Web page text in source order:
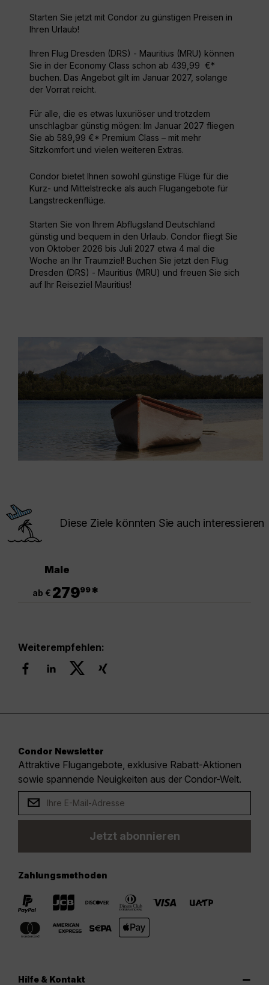
Starten Sie jetzt mit Condor zu günstigen Preisen in
Ihren Urlaub!
Ihren Flug Dresden (DRS) - Mauritius (MRU) können
Sie in der Economy Class schon ab 439,99 €*
buchen. Das Angebot gilt im Januar 2027, solange
der Vorrat reicht.
Für alle, die es etwas luxuriöser und trotzdem
unschlagbar günstig mögen: Im Januar 2027 fliegen
Sie ab 589,99 €* Premium Class – mit mehr
Sitzkomfort und vielen weiteren Extras.
Condor bietet Ihnen sowohl günstige Flüge für die
Kurz- und Mittelstrecke als auch Flugangebote für
Langstreckenflüge.
Starten Sie von Ihrem Abflugsland Deutschland
günstig und bequem in den Urlaub. Condor fliegt Sie
von Oktober 2026 bis Juli 2027 etwa 4 mal die
Woche an Ihr Traumziel! Buchen Sie jetzt den Flug
Dresden (DRS) - Mauritius (MRU) und freuen Sie sich
auf Ihr Reiseziel Mauritius!
Diese Ziele könnten Sie auch interessieren
Male
ab € 27999*
Weiterempfehlen:
Condor Newsletter
Attraktive Flugangebote, exklusive Rabatt-Aktionen
sowie spannende Neuigkeiten aus der Condor-Welt.
Jetzt abonnieren
Zahlungsmethoden
Hilfe & Kontakt